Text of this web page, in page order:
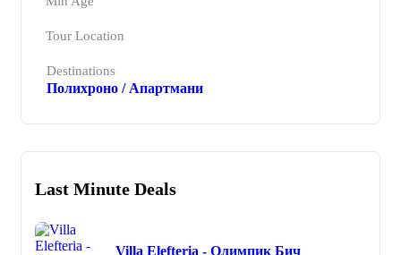
Tour Location
Destinations
Полихроно / Апартмани
Last Minute Deals
Villa Elefteria - Олимпик Бич